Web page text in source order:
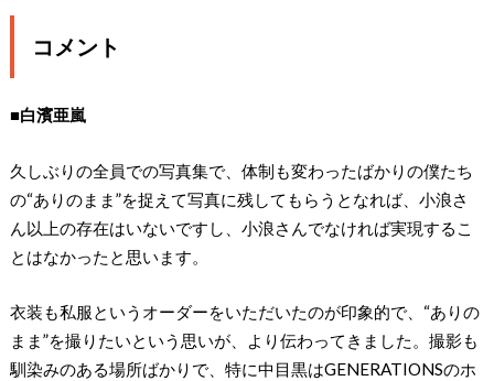
コメント
■白濱亜嵐
久しぶりの全員での写真集で、体制も変わったばかりの僕たち
の“ありのまま”を捉えて写真に残してもらうとなれば、小浪さ
ん以上の存在はいないですし、小浪さんでなければ実現するこ
とはなかったと思います。
衣装も私服というオーダーをいただいたのが印象的で、“ありの
まま”を撮りたいという思いが、より伝わってきました。撮影も
馴染みのある場所ばかりで、特に中目黒はGENERATIONSのホ